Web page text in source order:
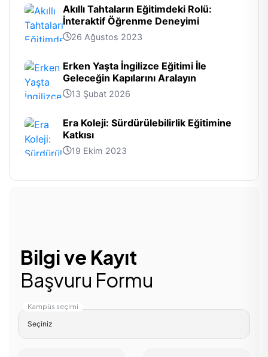
Akıllı Tahtaların Eğitimdeki Rolü:
İnteraktif Öğrenme Deneyimi
26 Ağustos 2023
Erken Yaşta İngilizce Eğitimi İle
Geleceğin Kapılarını Aralayın
13 Şubat 2026
Era Koleji: Sürdürülebilirlik Eğitimine
Katkısı
19 Ekim 2023
Bilgi ve Kayıt
Başvuru Formu
Kampüs seçimi